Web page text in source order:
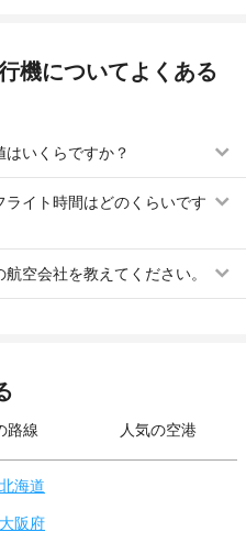
機についてよくある
いくらですか？
イト時間はどのくらいです
空会社を教えてください。
路線 人気の空港
北海道
大阪府